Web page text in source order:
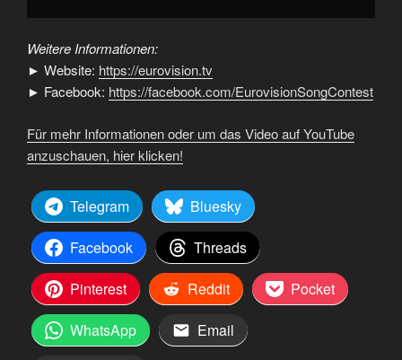
Weitere Informationen:
► Website: https://eurovision.tv
► Facebook: https://facebook.com/EurovisionSongContest
Für mehr Informationen oder um das Video auf YouTube
anzuschauen, hier klicken!
Telegram
Bluesky
Facebook
Threads
Pinterest
Reddit
Pocket
WhatsApp
Email